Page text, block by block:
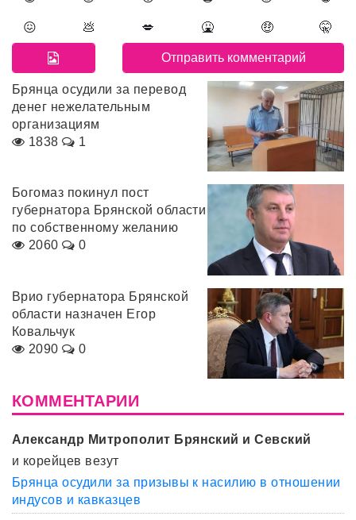
😖 💩 💋 🤮 🤑 🤫
Брянца осудили за перевод
денег нежелательным
организациям
1838
1
Богомаз покинул пост
губернатора Брянской области
по собственному желанию
2060
0
Врио губернатора Брянской
области назначен Егор
Ковальчук
2090
0
КОММЕНТАРИИ
Александр Митрополит Брянский и Севский
и корейцев везут
Брянца осудили за призывы к насилию в отношении
индусов и кавказцев